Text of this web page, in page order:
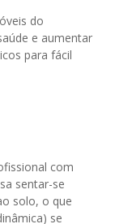
do
e aumentar
para fácil
com
sentar-se
solo, o que
se